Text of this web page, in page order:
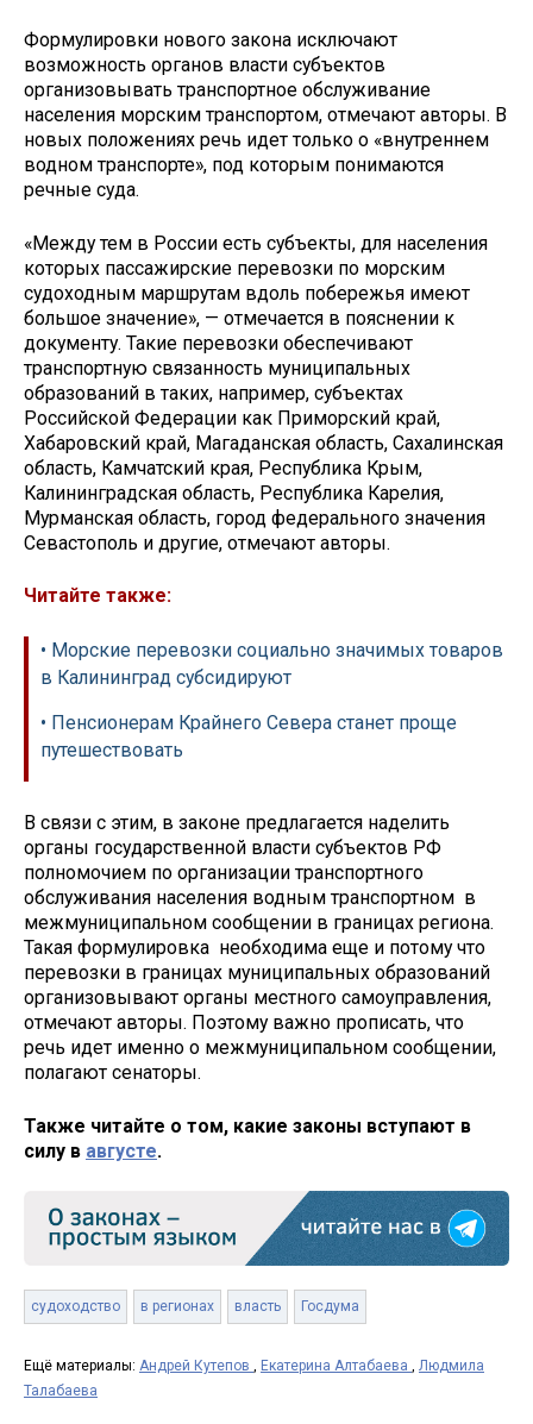
Формулировки нового закона исключают
возможность органов власти субъектов
организовывать транспортное обслуживание
населения морским транспортом, отмечают авторы. В
новых положениях речь идет только о «внутреннем
водном транспорте», под которым понимаются
речные суда.
«Между тем в России есть субъекты, для населения
которых пассажирские перевозки по морским
судоходным маршрутам вдоль побережья имеют
большое значение», — отмечается в пояснении к
документу. Такие перевозки обеспечивают
транспортную связанность муниципальных
образований в таких, например, субъектах
Российской Федерации как Приморский край,
Хабаровский край, Магаданская область, Сахалинская
область, Камчатский края, Республика Крым,
Калининградская область, Республика Карелия,
Мурманская область, город федерального значения
Севастополь и другие, отмечают авторы.
Читайте также:
• Морские перевозки социально значимых товаров
в Калининград субсидируют
• Пенсионерам Крайнего Севера станет проще
путешествовать
В связи с этим, в законе предлагается наделить
органы государственной власти субъектов РФ
полномочием по организации транспортного
обслуживания населения водным транспортном в
межмуниципальном сообщении в границах региона.
Такая формулировка необходима еще и потому что
перевозки в границах муниципальных образований
организовывают органы местного самоуправления,
отмечают авторы. Поэтому важно прописать, что
речь идет именно о межмуниципальном сообщении,
полагают сенаторы.
Также читайте о том, какие законы вступают в
силу в августе.
судоходство в регионах власть Госдума
Ещё материалы: Андрей Кутепов , Екатерина Алтабаева , Людмила
Талабаева